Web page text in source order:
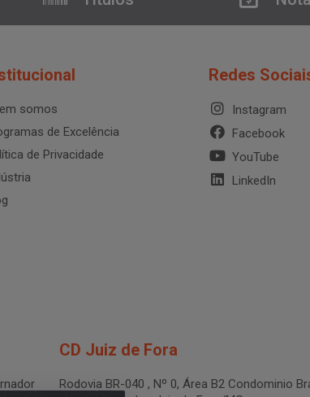
somos
de Excelência
de Privacidade
Redes
Instagram
Facebook
YouTube
LinkedIn
CD Juiz de Fora
Rodovia BR-040 , Nº 0, Área B2 Condominio